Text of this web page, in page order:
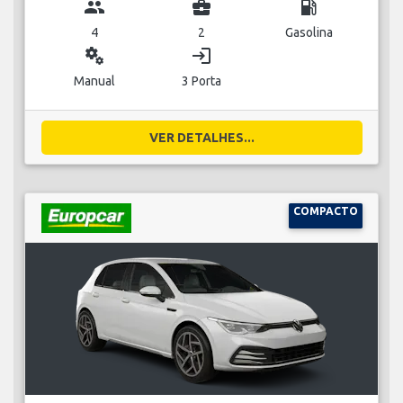
group
4
business_center
2
local_gas_station
Gasolina
miscellaneous_services
Manual
login
3 Porta
VER DETALHES...
COMPACTO